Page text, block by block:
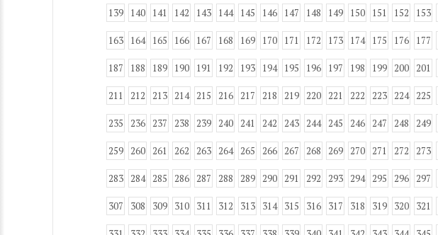
139 140 141 142 143 144 145 146 147 148 149 150 151 152 153
163 164 165 166 167 168 169 170 171 172 173 174 175 176 177
187 188 189 190 191 192 193 194 195 196 197 198 199 200 201
211 212 213 214 215 216 217 218 219 220 221 222 223 224 225
235 236 237 238 239 240 241 242 243 244 245 246 247 248 249
259 260 261 262 263 264 265 266 267 268 269 270 271 272 273
283 284 285 286 287 288 289 290 291 292 293 294 295 296 297
307 308 309 310 311 312 313 314 315 316 317 318 319 320 321